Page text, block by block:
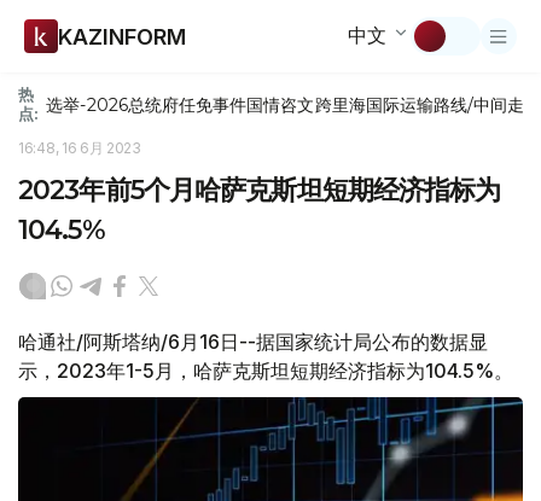
KAZINFORM 中文
热
点: 选举-2026总统府任免事件国情咨文跨里海国际运输路线/中间走廊
16:48, 16 6月 2023
2023年前5个月哈萨克斯坦短期经济指标为
104.5%
哈通社/阿斯塔纳/6月16日--据国家统计局公布的数据显
示，2023年1-5月，哈萨克斯坦短期经济指标为104.5%。